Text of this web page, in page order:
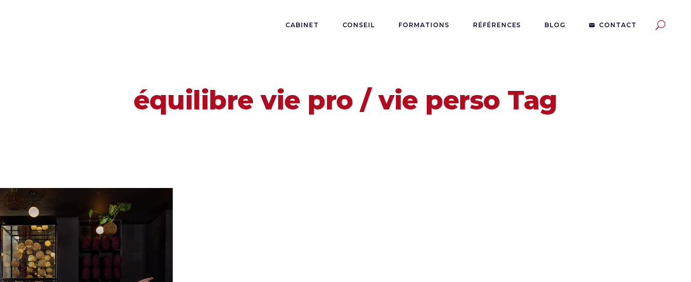
CABINET CONSEIL FORMATIONS RÉFÉRENCES BLOG CONTACT
équilibre vie pro / vie perso Tag